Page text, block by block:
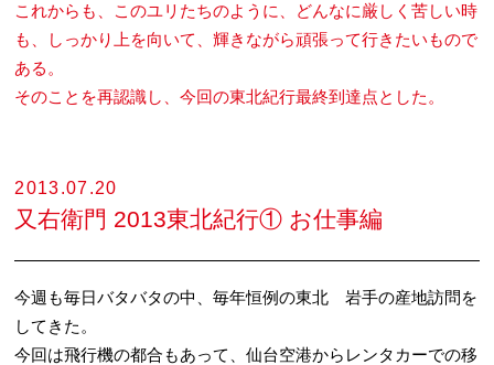
これからも、このユリたちのように、どんなに厳しく苦しい時
も、しっかり上を向いて、輝きながら頑張って行きたいもので
ある。
そのことを再認識し、今回の東北紀行最終到達点とした。
2013.07.20
又右衛門 2013東北紀行① お仕事編
今週も毎日バタバタの中、毎年恒例の東北 岩手の産地訪問を
してきた。
今回は飛行機の都合もあって、仙台空港からレンタカーでの移